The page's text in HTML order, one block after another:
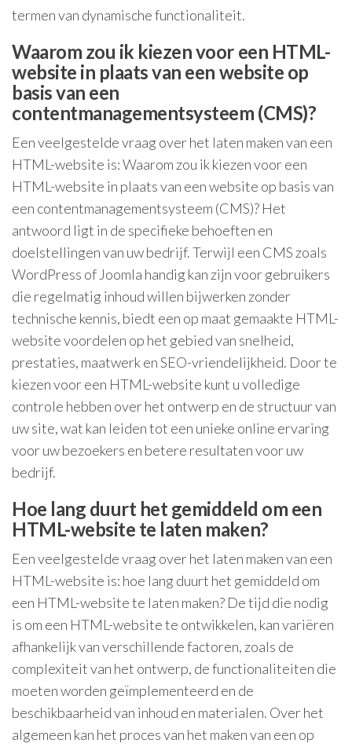
termen van dynamische functionaliteit.
Waarom zou ik kiezen voor een HTML-
website in plaats van een website op
basis van een
contentmanagementsysteem (CMS)?
Een veelgestelde vraag over het laten maken van een
HTML-website is: Waarom zou ik kiezen voor een
HTML-website in plaats van een website op basis van
een contentmanagementsysteem (CMS)? Het
antwoord ligt in de specifieke behoeften en
doelstellingen van uw bedrijf. Terwijl een CMS zoals
WordPress of Joomla handig kan zijn voor gebruikers
die regelmatig inhoud willen bijwerken zonder
technische kennis, biedt een op maat gemaakte HTML-
website voordelen op het gebied van snelheid,
prestaties, maatwerk en SEO-vriendelijkheid. Door te
kiezen voor een HTML-website kunt u volledige
controle hebben over het ontwerp en de structuur van
uw site, wat kan leiden tot een unieke online ervaring
voor uw bezoekers en betere resultaten voor uw
bedrijf.
Hoe lang duurt het gemiddeld om een
HTML-website te laten maken?
Een veelgestelde vraag over het laten maken van een
HTML-website is: hoe lang duurt het gemiddeld om
een HTML-website te laten maken? De tijd die nodig
is om een HTML-website te ontwikkelen, kan variëren
afhankelijk van verschillende factoren, zoals de
complexiteit van het ontwerp, de functionaliteiten die
moeten worden geïmplementeerd en de
beschikbaarheid van inhoud en materialen. Over het
algemeen kan het proces van het maken van een op